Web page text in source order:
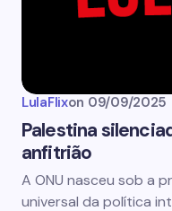
LulaFlixon 09/09/2025
Palestina
anfitrião
A ONU nasceu sob a
universal da política